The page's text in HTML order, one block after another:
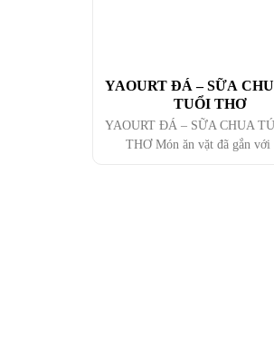
YAOURT ĐÁ – SỮA
TUỔI THƠ
YAOURT ĐÁ – SỮA CHUA
THƠ Món ăn vặt đã gắn với